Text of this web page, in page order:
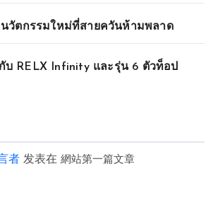
นวัตกรรมใหม่ที่สายควันห้ามพลาด
บ RELX Infinity และรุ่น 6 ตัวท็อป
者 发表在 網站第一篇文章